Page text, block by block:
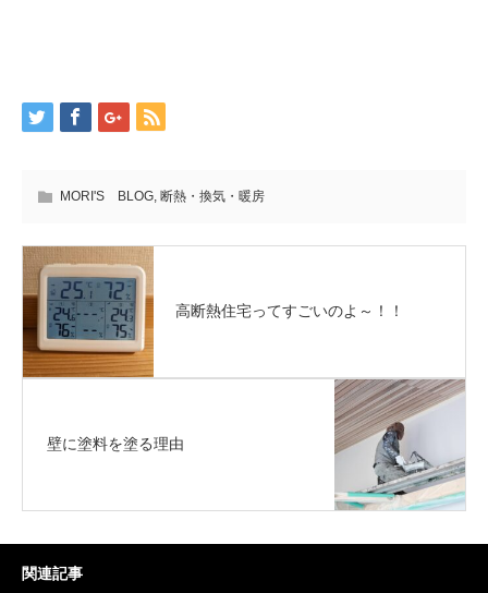
MORI'S BLOG, 断熱・換気・暖房
高断熱住宅ってすごいのよ～！！
壁に塗料を塗る理由
関連記事